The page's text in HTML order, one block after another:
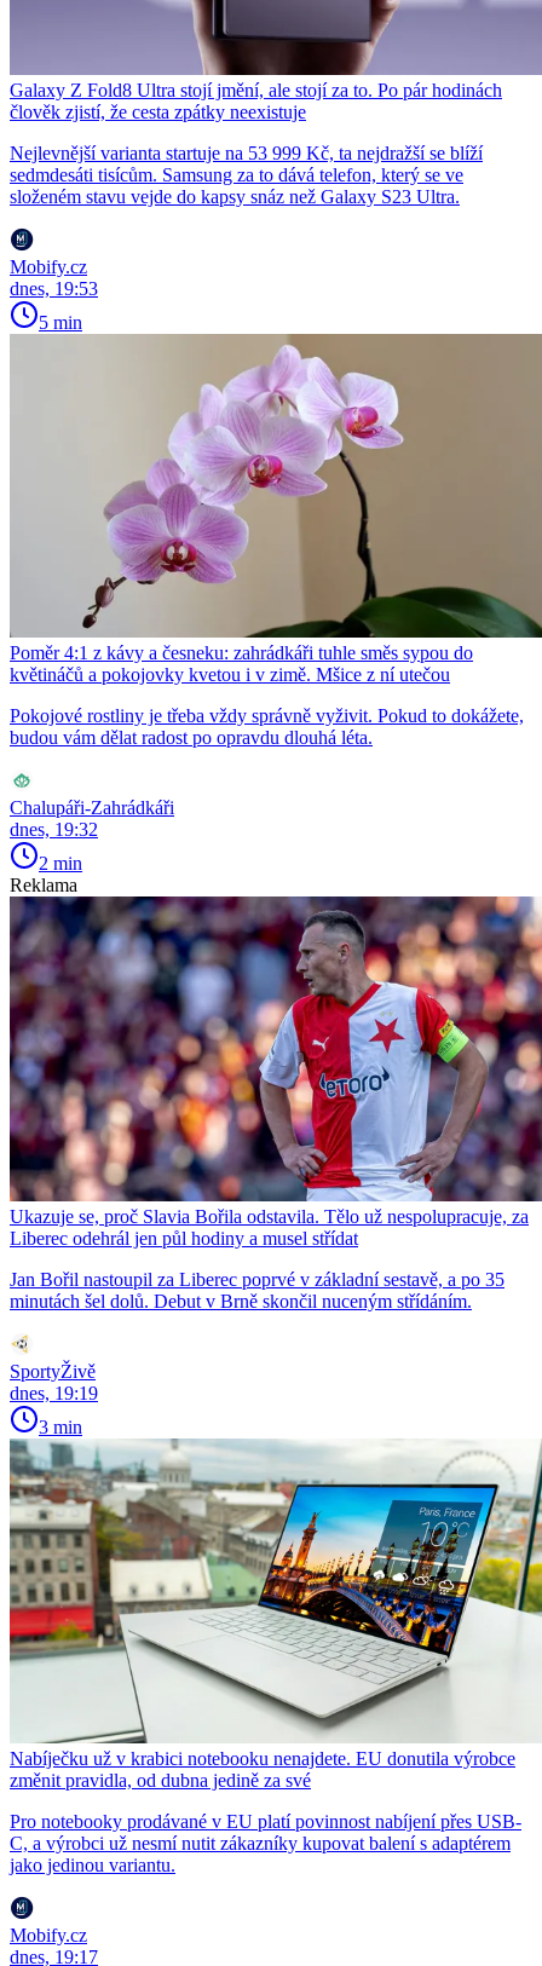
Galaxy Z Fold8 Ultra stojí jmění, ale stojí za to. Po pár hodinách
člověk zjistí, že cesta zpátky neexistuje
Nejlevnější varianta startuje na 53 999 Kč, ta nejdražší se blíží
sedmdesáti tisícům. Samsung za to dává telefon, který se ve
složeném stavu vejde do kapsy snáz než Galaxy S23 Ultra.
Mobify.cz
dnes, 19:53
5 min
Poměr 4:1 z kávy a česneku: zahrádkáři tuhle směs sypou do
květináčů a pokojovky kvetou i v zimě. Mšice z ní utečou
Pokojové rostliny je třeba vždy správně vyživit. Pokud to dokážete,
budou vám dělat radost po opravdu dlouhá léta.
Chalupáři-Zahrádkáři
dnes, 19:32
2 min
Reklama
Ukazuje se, proč Slavia Bořila odstavila. Tělo už nespolupracuje, za
Liberec odehrál jen půl hodiny a musel střídat
Jan Bořil nastoupil za Liberec poprvé v základní sestavě, a po 35
minutách šel dolů. Debut v Brně skončil nuceným střídáním.
SportyŽivě
dnes, 19:19
3 min
Nabíječku už v krabici notebooku nenajdete. EU donutila výrobce
změnit pravidla, od dubna jedině za své
Pro notebooky prodávané v EU platí povinnost nabíjení přes USB-
C, a výrobci už nesmí nutit zákazníky kupovat balení s adaptérem
jako jedinou variantu.
Mobify.cz
dnes, 19:17